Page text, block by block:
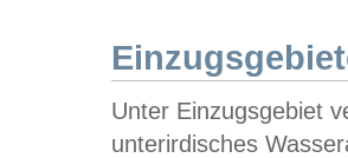
Unter Einzugsgebiet
unterirdisches